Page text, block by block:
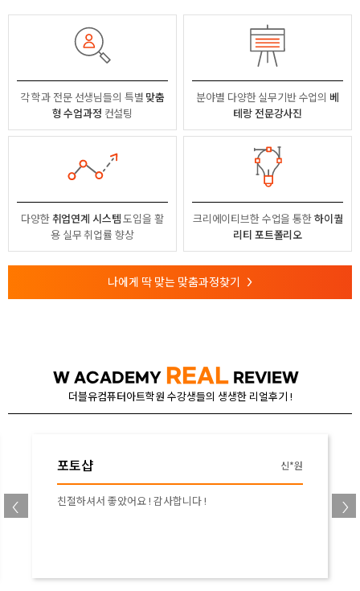
각 학과 전문 선생님들의 특별 맞춤
형 수업과정 컨설팅
분야별 다양한 실무기반 수업의 베
테랑 전문강사진
다양한취업연계 시스템도입을 활
용실무 취업률 향상
크리에이티브한 수업을 통한하이퀄
리티 포트폴리오
나에게 딱 맞는 맞춤과정찾기 >
W ACADEMY REAL REVIEW
더블유컴퓨터아트학원 수강생들의 생생한 리얼후기 !
포토샵 신*원
친절하셔서 좋았어요 ! 감사합니다 !